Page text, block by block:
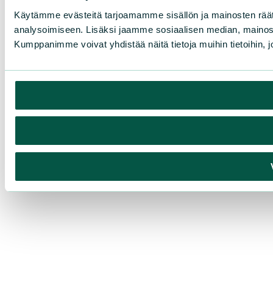
Käytämme evästeitä tarjoamamme sisällön ja mainosten
analysoimiseen. Lisäksi jaamme sosiaalisen median,
Kumppanimme voivat yhdistää näitä tietoja muihin tietoihin,